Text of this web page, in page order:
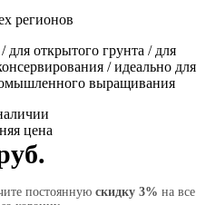
регионов
для открытого грунта / для
/ идеально для
выращивания
цена
постоянную скидку 3% на все